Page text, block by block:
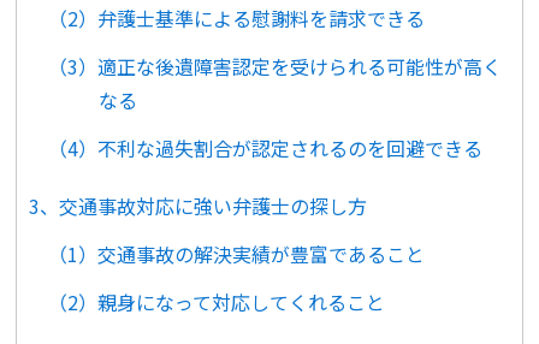
（2）弁護士基準による慰謝料を請求できる
（3）適正な後遺障害認定を受けられる可能性が高く
なる
（4）不利な過失割合が認定されるのを回避できる
3、交通事故対応に強い弁護士の探し方
（1）交通事故の解決実績が豊富であること
（2）親身になって対応してくれること